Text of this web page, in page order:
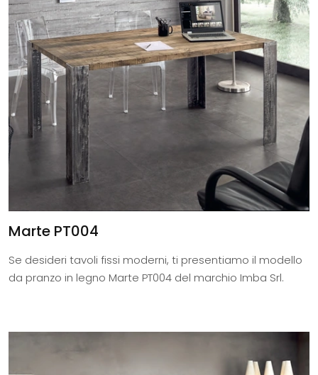
Marte PT004
Se desideri tavoli fissi moderni, ti presentiamo il modello
da pranzo in legno Marte PT004 del marchio Imba Srl.